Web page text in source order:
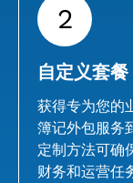
2
自定义套餐
获得专为您的
簿记外包服务
定制方法可确
财务和运营任